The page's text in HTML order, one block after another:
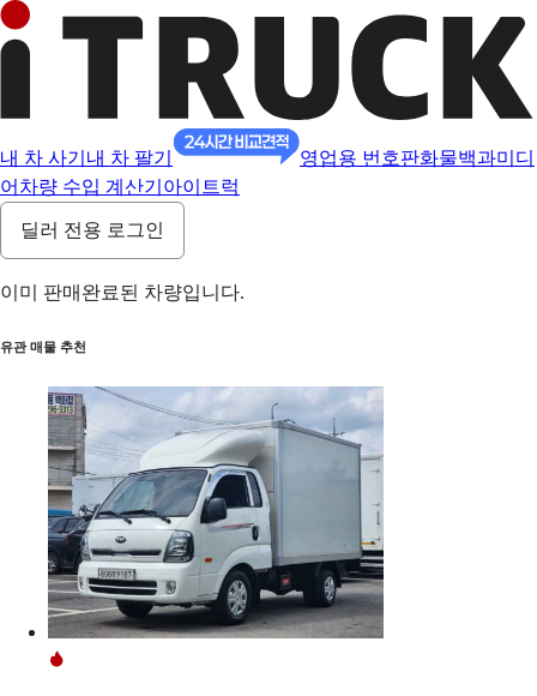
내 차 사기 내 차 팔기 영업용 번호판화물백과미디
어 차량 수입 계산기 아이트럭
딜러 전용 로그인
이미 판매완료된 차량입니다.
유관 매물 추천